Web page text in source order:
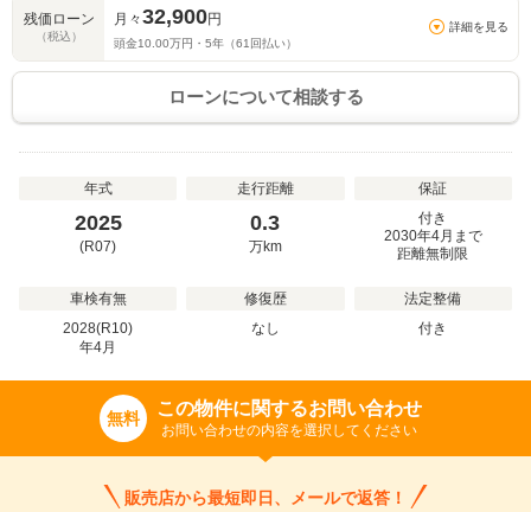
残価ローン
（税込）
月々32,900円
頭金10.00万円・ 5年（61 回払い）
詳細を見る
ローンについて相談する
年式
2025
(R07)
走行距離
0.3
万km
保証
付き
2030年4月まで
距離無制限
車検有無
2028(R10)
年4月
修復歴
なし
法定整備
付き
無料 この物件に関するお問い合わせ
お問い合わせの内容を選択してください
販売店から最短即日、メールで返答！